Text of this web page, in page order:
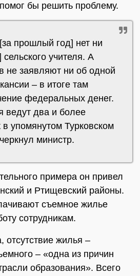
бы решить проблему.
прошлый год] нет ни
сельского учителя. А
не заявляют ни об одной
– в итоге там
федеральных денег.
ведут два и более
в упомянутом Турковском
министр.
примера он привел
и Ртищевский районы.
съемное жилье
сотрудникам.
жилья –
– «одна из причин
образования». Всего